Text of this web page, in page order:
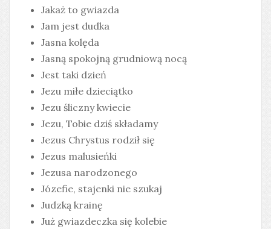
Jakaż to gwiazda
Jam jest dudka
Jasna kolęda
Jasną spokojną grudniową nocą
Jest taki dzień
Jezu miłe dzieciątko
Jezu śliczny kwiecie
Jezu, Tobie dziś składamy
Jezus Chrystus rodził się
Jezus malusieńki
Jezusa narodzonego
Józefie, stajenki nie szukaj
Judzką krainę
Już gwiazdeczka się kolebie